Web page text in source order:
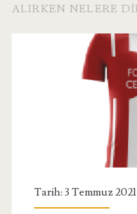
ALIRKEN NELERE
Tarih: 3 Temmuz